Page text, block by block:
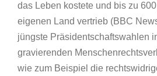
das Leben kostete und bis zu
eigenen Land vertrieb (BBC
jüngste Präsidentschaftswahlen
gravierenden
wie zum Beispiel die